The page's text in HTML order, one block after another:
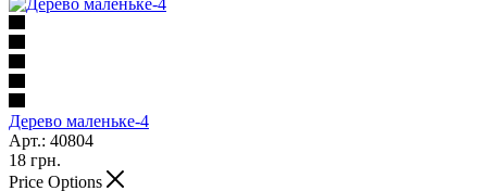
Дерево маленьке-4
Арт.: 40804
18 грн.
Price Options